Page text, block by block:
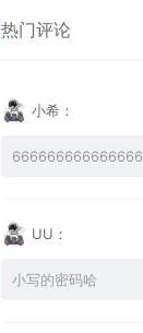
热门评论
小希：
666666666666666
UU：
小写的密码哈